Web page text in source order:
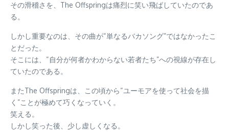
その滑稽さを、The Offspringは痛烈に笑い飛ばしていたのであ
る。
しかし重要なのは、その曲が“単なるバカソング”ではなかったこ
とだった。
そこには、“自分が何者かわからない若者たち”への視線が存在し
ていたのである。
またThe Offspringは、この頃から“ユーモアを使って社会を描
く”ことが極めて巧くなっていく。
笑える。
しかし笑った後、少し虚しくなる。